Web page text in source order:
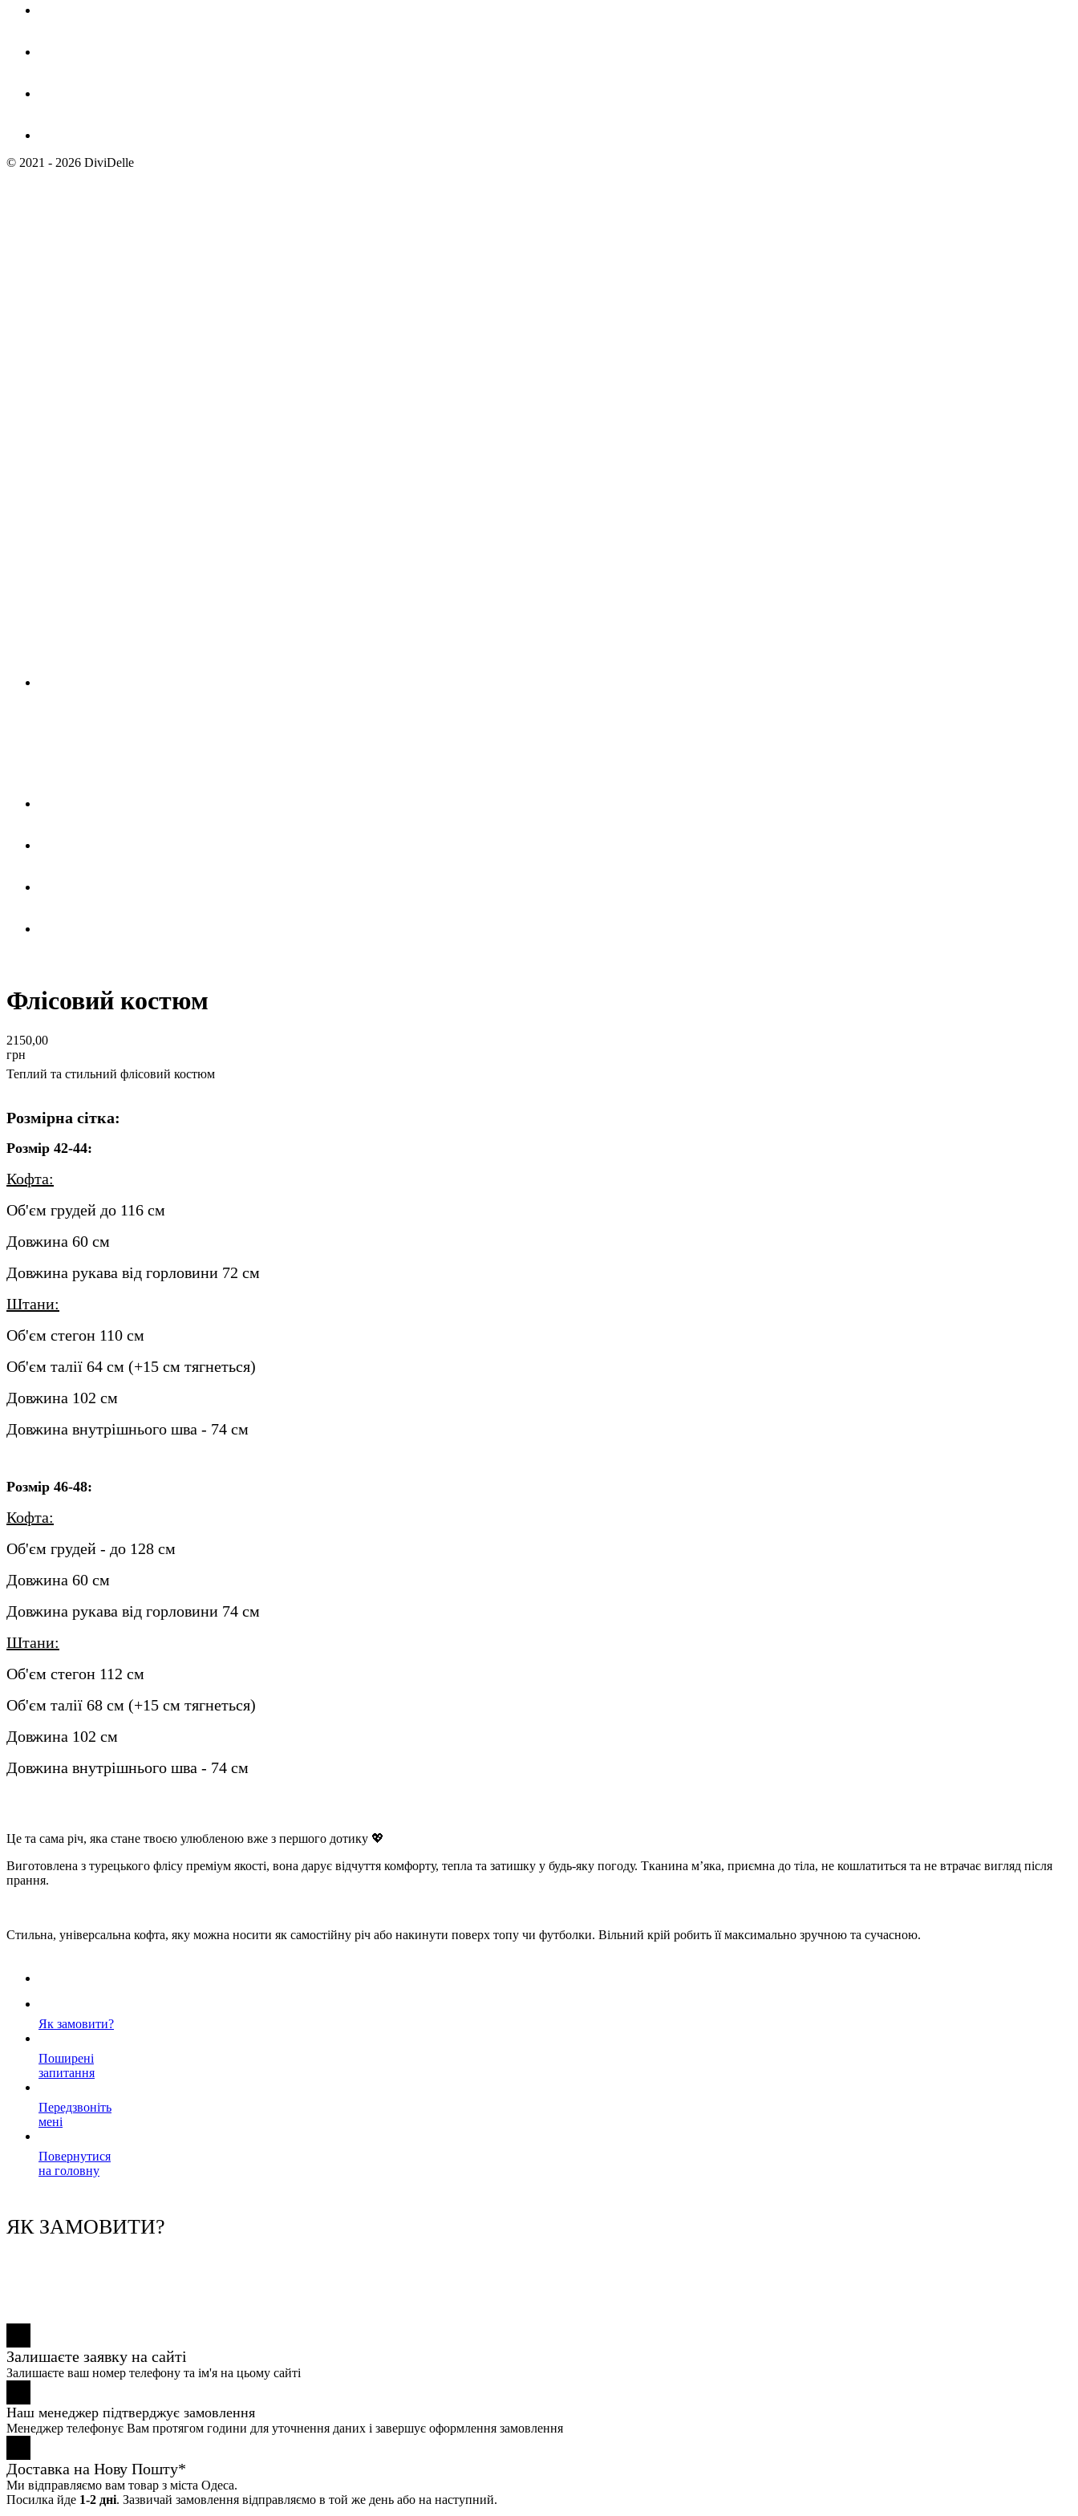
© 2021 - 2026 DiviDelle
Флісовий костюм
2150,00
грн
Теплий та стильний флісовий костюм
Розмірна сітка:
Розмір 42-44:
Кофта:
Об'єм грудей до 116 см
Довжина 60 см
Довжина рукава від горловини 72 см
Штани:
Об'єм стегон 110 см
Об'єм талії 64 см (+15 см тягнеться)
Довжина 102 см
Довжина внутрішнього шва - 74 см
Розмір 46-48:
Кофта:
Об'єм грудей - до 128 см
Довжина 60 см
Довжина рукава від горловини 74 см
Штани:
Об'єм стегон 112 см
Об'єм талії 68 см (+15 см тягнеться)
Довжина 102 см
Довжина внутрішнього шва - 74 см
Це та сама річ, яка стане твоєю улюбленою вже з першого дотику 💖
Виготовлена з турецького флісу преміум якості, вона дарує відчуття комфорту, тепла та затишку у будь-яку погоду. Тканина м’яка, приємна до тіла, не кошлатиться та не втрачає вигляд після
прання.
Стильна, універсальна кофта, яку можна носити як самостійну річ або накинути поверх топу чи футболки. Вільний крій робить її максимально зручною та сучасною.
Як замовити?
Поширені
запитання
Передзвоніть
мені
Повернутися
на головну
ЯК ЗАМОВИТИ?
Залишаєте заявку на сайті
Залишаєте ваш номер телефону та ім'я на цьому сайті
Наш менеджер підтверджує замовлення
Менеджер телефонує Вам протягом години для уточнення даних і завершує оформлення замовлення
Доставка на Нову Пошту*
Ми відправляємо вам товар з міста Одеса.
Посилка йде 1-2 дні. Зазвичай замовлення відправляємо в той же день або на наступний.